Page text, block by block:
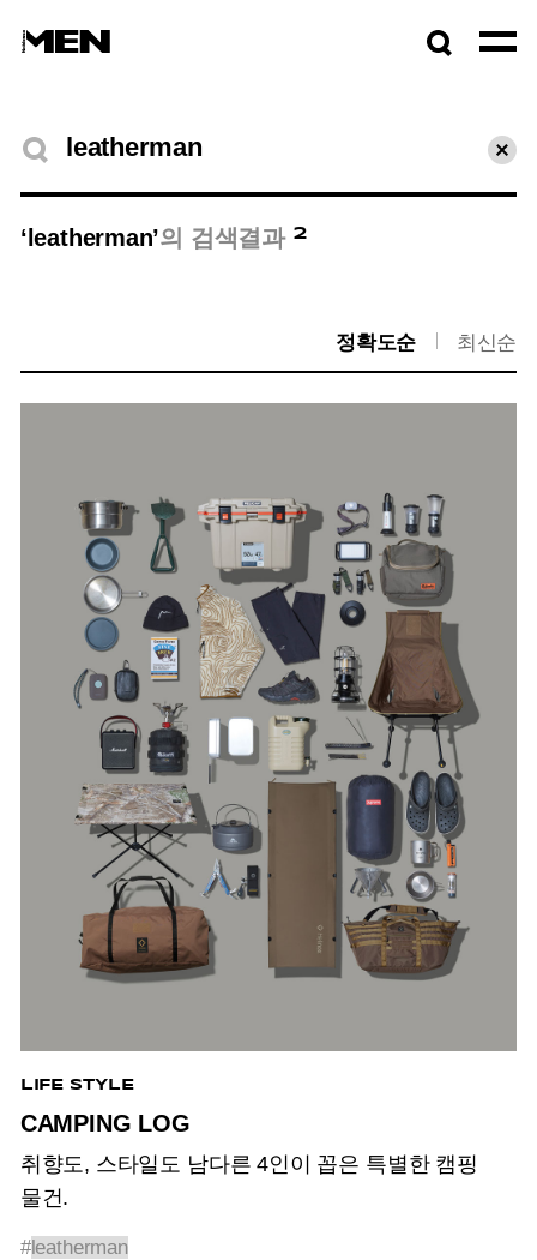
검색결과
초기
‘leatherman’의 검색결과 2
정확도순 최신순
LIFE STYLE
CAMPING LOG
취향도, 스타일도 남다른 4인이 꼽은 특별한 캠핑
물건.
#leatherman